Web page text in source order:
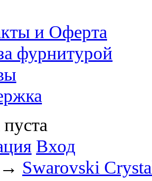
и Оферта
фурнитурой
Вход
→ Swarovski